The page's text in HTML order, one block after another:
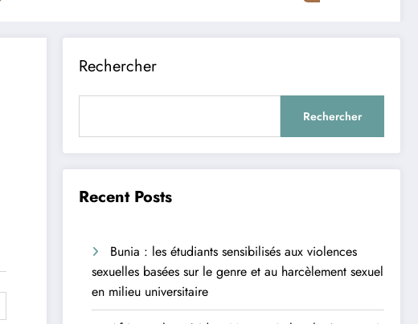
Rechercher
Rechercher
Recent Posts
Bunia : les étudiants sensibilisés aux violences
sexuelles basées sur le genre et au harcèlement sexuel
en milieu universitaire